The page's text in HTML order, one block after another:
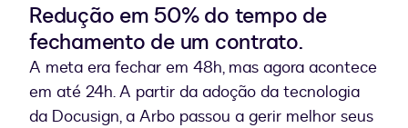
Redução em 50% do tempo de
fechamento de um contrato.
A meta era fechar em 48h, mas agora acontece
em até 24h. A partir da adoção da tecnologia
da Docusign, a Arbo passou a gerir melhor seus